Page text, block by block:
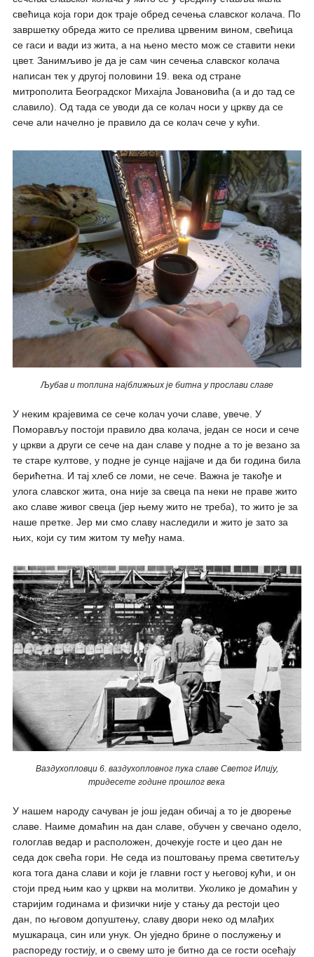
свећица која гори док траје обред сечења славског колача. По
завршетку обреда жито се прелива црвеним вином, свећица
се гаси и вади из жита, а на њено место мож се ставити неки
цвет. Занимљиво је да је сам чин сечења славског колача
написан тек у другој половини 19. века од стране
митрополита Београдског Михајла Јовановића (а и до тад се
славило). Од тада се уводи да се колач носи у цркву да се
сече али начелно је правило да се колач сече у кући.
Љубав и топлина најближњих је битна у прослави славе
У неким крајевима се сече колач уочи славе, увече. У
Поморављу постоји правило два колача, један се носи и сече
у цркви а други се сече на дан славе у подне а то је везано за
те старе култове, у подне је сунце најјаче и да би година била
берићетна. И тај хлеб се ломи, не сече. Важна је такође и
улога славског жита, она није за свеца па неки не праве жито
ако славе живог свеца (јер њему жито не треба), то жито је за
наше претке. Јер ми смо славу наследили и жито је зато за
њих, који су тим житом ту међу нама.
Ваздухопловци 6. ваздухопловног пука славе Светог Илију,
тридесете године прошлог века
У нашем народу сачуван је још један обичај а то је дворење
славе. Наиме домаћин на дан славе, обучен у свечано одело,
гологлав ведар и расположен, дочекује госте и цео дан не
седа док свећа гори. Не седа из поштовању према светитељу
кога тога дана слави и који је главни гост у његовој кући, и он
стоји пред њим као у цркви на молитви. Уколико је домаћин у
старијим годинама и физички није у стању да рестоји цео
дан, по њговом допуштењу, славу двори неко од млађих
мушкараца, син или унук. Он уједно брине о послужењу и
распореду гостију, и о свему што је битно да се гости осећају